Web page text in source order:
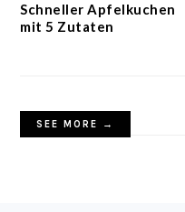
Schneller Apfelkuchen
mit 5 Zutaten
SEE MORE →